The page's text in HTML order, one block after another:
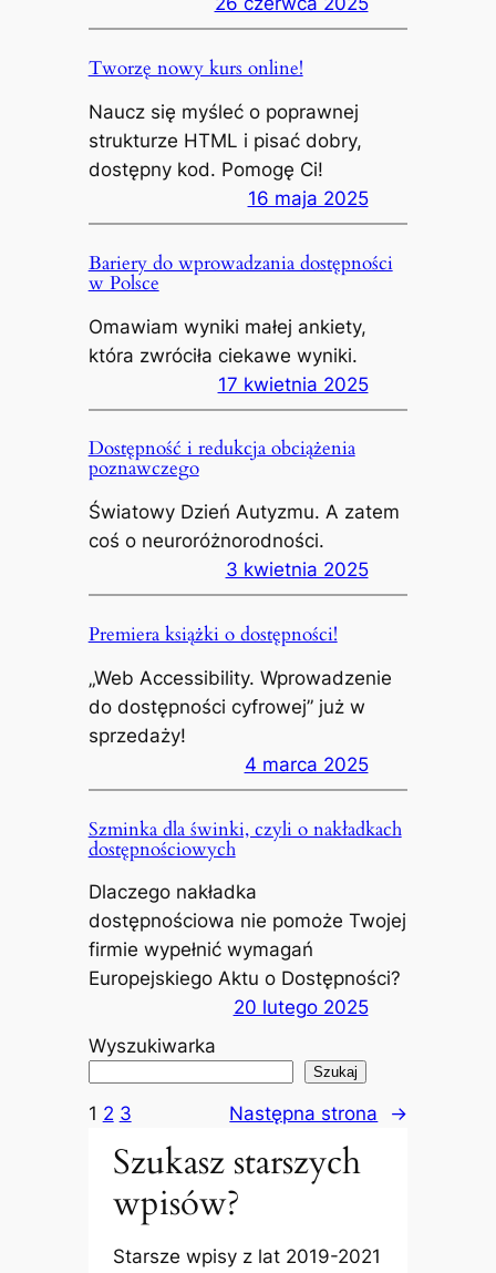
Tworzę nowy kurs online!
Naucz się myśleć o poprawnej
strukturze HTML i pisać dobry,
dostępny kod. Pomogę Ci!
16 maja 2025
Bariery do wprowadzania dostępności
w Polsce
Omawiam wyniki małej ankiety,
która zwróciła ciekawe wyniki.
17 kwietnia 2025
Dostępność i redukcja obciążenia
poznawczego
Światowy Dzień Autyzmu. A zatem
coś o neuroróżnorodności.
3 kwietnia 2025
Premiera książki o dostępności!
„Web Accessibility. Wprowadzenie
do dostępności cyfrowej” już w
sprzedaży!
4 marca 2025
Szminka dla świnki, czyli o nakładkach
dostępnościowych
Dlaczego nakładka
dostępnościowa nie pomoże Twojej
firmie wypełnić wymagań
Europejskiego Aktu o Dostępności?
20 lutego 2025
Wyszukiwarka
Szukaj
1 2 3 Następna strona →
Szukasz starszych
wpisów?
Starsze wpisy z lat 2019-2021